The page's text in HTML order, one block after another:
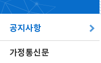
공지사항
가정통신문